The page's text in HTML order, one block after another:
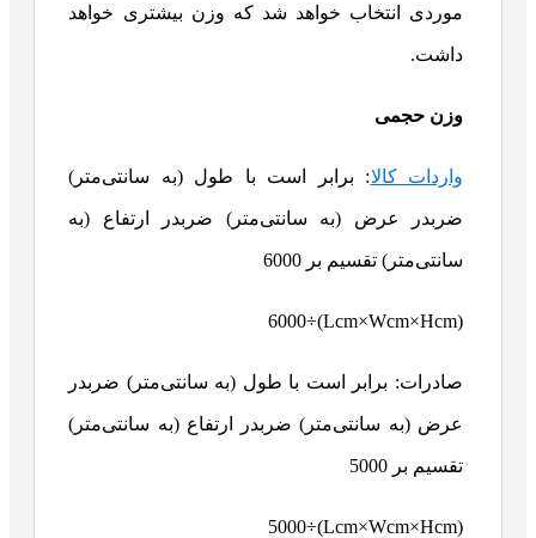
موردی انتخاب خواهد شد که وزن بیشتری خواهد
داشت.
وزن حجمی
واردات کالا: برابر است با طول (به سانتی‌متر)
ضربدر عرض (به سانتی‌متر) ضربدر ارتفاع (به
سانتی‌متر) تقسیم بر 6000
(Lcm×Wcm×Hcm)÷6000
صادرات: برابر است با طول (به سانتی‌متر) ضربدر
عرض (به سانتی‌متر) ضربدر ارتفاع (به سانتی‌متر)
تقسیم بر 5000
(Lcm×Wcm×Hcm)÷5000